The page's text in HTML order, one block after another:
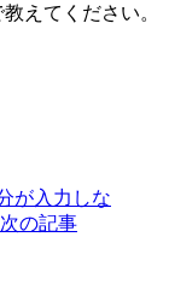
えてください。
が入力しな
次の記事